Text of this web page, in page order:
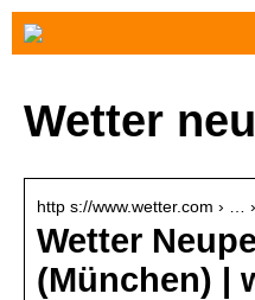
Wetter
http s://www.wetter.com › …
Wetter
(München) |